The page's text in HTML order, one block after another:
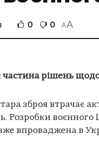
0 0 AA
рішень
зброя втрачає
Розробки воєнного
впроваджена в